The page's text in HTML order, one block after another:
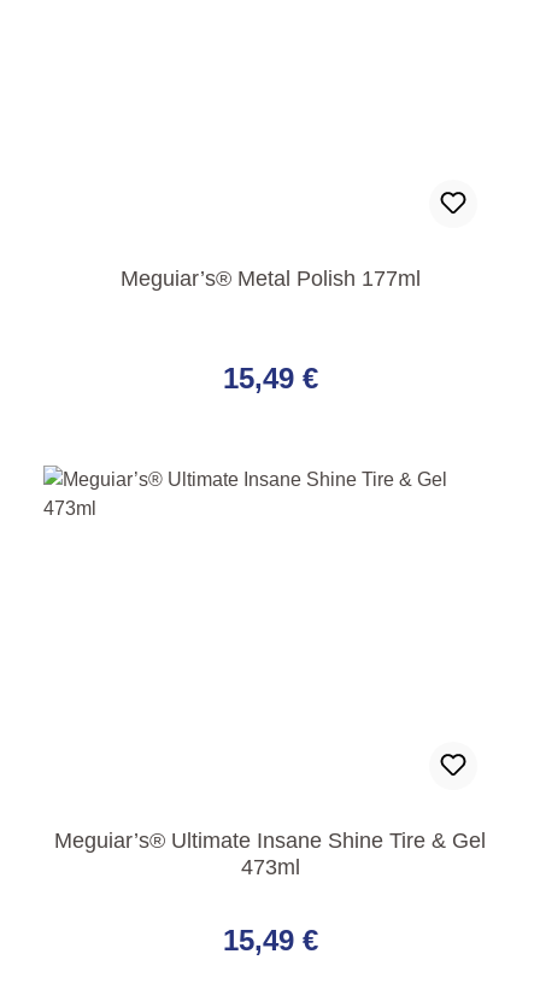
Meguiar’s® Metal Polish 177ml
15,49 €
Meguiar’s® Ultimate Insane Shine Tire & Gel
473ml
15,49 €